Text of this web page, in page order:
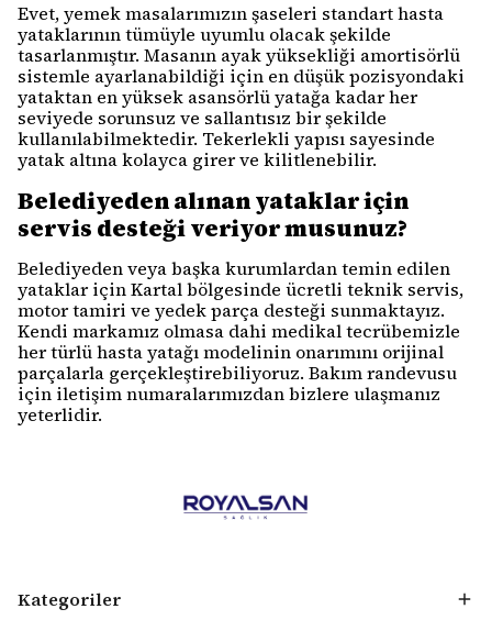
Evet, yemek masalarımızın şaseleri standart hasta
yataklarının tümüyle uyumlu olacak şekilde
tasarlanmıştır. Masanın ayak yüksekliği amortisörlü
sistemle ayarlanabildiği için en düşük pozisyondaki
yataktan en yüksek asansörlü yatağa kadar her
seviyede sorunsuz ve sallantısız bir şekilde
kullanılabilmektedir. Tekerlekli yapısı sayesinde
yatak altına kolayca girer ve kilitlenebilir.
Belediyeden alınan yataklar için
servis desteği veriyor musunuz?
Belediyeden veya başka kurumlardan temin edilen
yataklar için Kartal bölgesinde ücretli teknik servis,
motor tamiri ve yedek parça desteği sunmaktayız.
Kendi markamız olmasa dahi medikal tecrübemizle
her türlü hasta yatağı modelinin onarımını orijinal
parçalarla gerçekleştirebiliyoruz. Bakım randevusu
için iletişim numaralarımızdan bizlere ulaşmanız
yeterlidir.
Kategoriler